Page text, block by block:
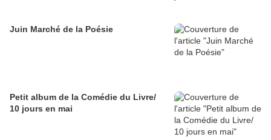
Juin Marché de la Poésie
Petit album de la Comédie du Livre/
10 jours en mai